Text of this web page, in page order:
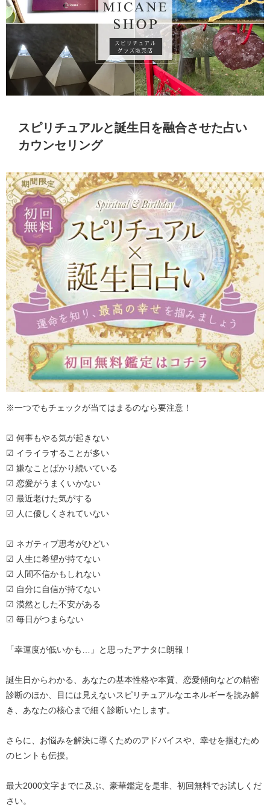
スピリチュアルと誕生日を融合させた占い
カウンセリング
※一つでもチェックが当てはまるのなら要注意！
☑ 何事もやる気が起きない
☑ イライラすることが多い
☑ 嫌なことばかり続いている
☑ 恋愛がうまくいかない
☑ 最近老けた気がする
☑ 人に優しくされていない
☑ ネガティブ思考がひどい
☑ 人生に希望が持てない
☑ 人間不信かもしれない
☑ 自分に自信が持てない
☑ 漠然とした不安がある
☑ 毎日がつまらない
「幸運度が低いかも…」と思ったアナタに朗報！
誕生日からわかる、あなたの基本性格や本質、恋愛傾向などの精密
診断のほか、目には見えないスピリチュアルなエネルギーを読み解
き、あなたの核心まで細く診断いたします。
さらに、お悩みを解決に導くためのアドバイスや、幸せを掴むため
のヒントも伝授。
最大2000文字までに及ぶ、豪華鑑定を是非、初回無料でお試しくだ
さい。